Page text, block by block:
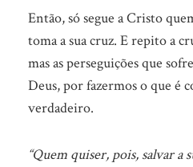
Então, só segue a Cristo
toma a sua cruz. E repito a
mas as perseguições que
Deus, por fazermos o que é
verdadeiro.
“Quem quiser, pois, salvar a